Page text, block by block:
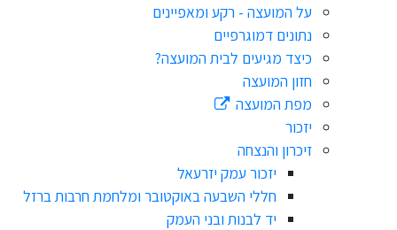
על המועצה - רקע ומאפיינים
נתונים דמוגרפיים
כיצד מגיעים לבית המועצה?
חזון המועצה
מפת המועצה
יזכור
זיכרון והנצחה
יזכור עמק יזרעאל
חללי השבעה באוקטובר ומלחמת חרבות ברזל
יד לבנות ובני העמק